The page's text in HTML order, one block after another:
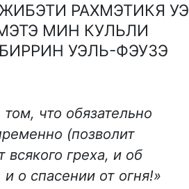
РАХМЭТИКЯ УЭ
МИН КУЛЬЛИ
УЭЛЬ-ФЭУЗЭ
что обязательно
(позволит
греха, и об
о спасении от огня!»